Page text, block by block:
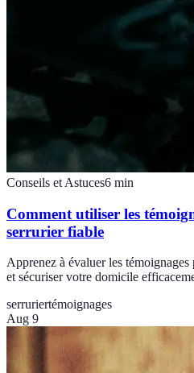
Conseils et Astuces6 min
Comment utiliser les
serrurier fiable
Apprenez à évaluer les
et sécuriser votre domicile
serruriertémoignages
Aug 9